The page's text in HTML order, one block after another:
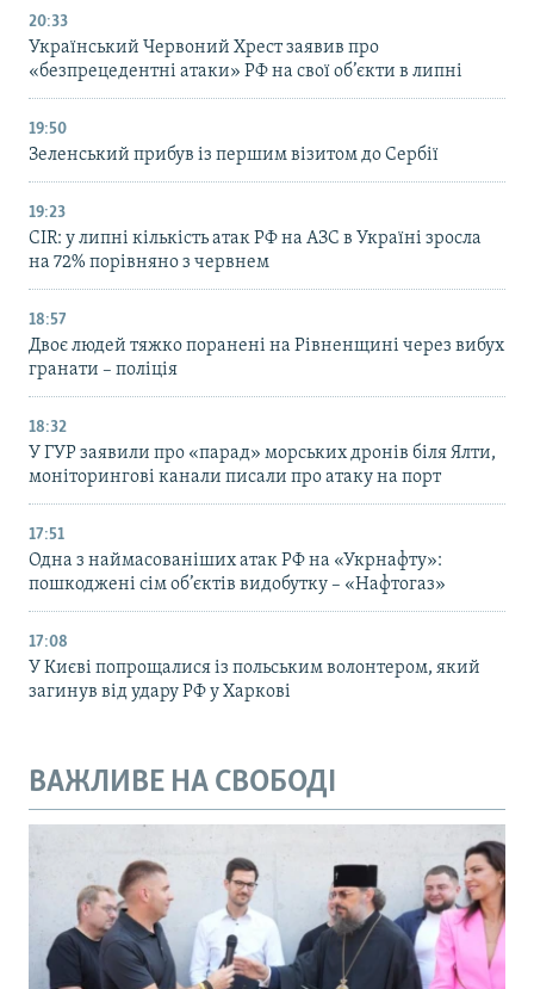
20:33
Український Червоний Хрест заявив про
«безпрецедентні атаки» РФ на свої об’єкти в липні
19:50
Зеленський прибув із першим візитом до Сербії
19:23
CIR: у липні кількість атак РФ на АЗС в Україні зросла
на 72% порівняно з червнем
18:57
Двоє людей тяжко поранені на Рівненщині через вибух
гранати – поліція
18:32
У ГУР заявили про «парад» морських дронів біля Ялти,
моніторингові канали писали про атаку на порт
17:51
Одна з наймасованіших атак РФ на «Укрнафту»:
пошкоджені сім об’єктів видобутку – «Нафтогаз»
17:08
У Києві попрощалися із польським волонтером, який
загинув від удару РФ у Харкові
ВАЖЛИВЕ НА СВОБОДІ